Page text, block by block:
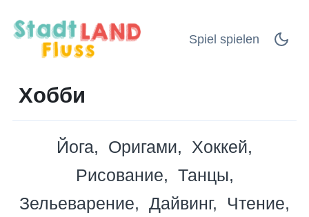
Spiel spielen
Хобби
Йога Оригами
Хоккей
Рисование
Танцы
Зельеварение
Дайвинг
Чтение